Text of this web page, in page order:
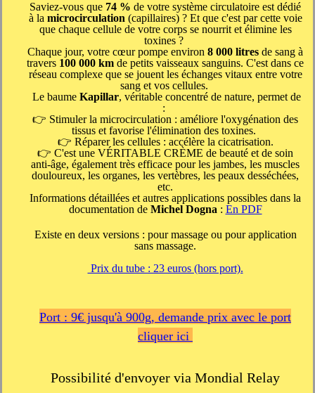
Saviez-vous que 74 % de votre système circulatoire est dédié
à la microcirculation (capillaires) ? Et que c'est par cette voie
que chaque cellule de votre corps se nourrit et élimine les
toxines ?
Chaque jour, votre cœur pompe environ 8 000 litres de sang à
travers 100 000 km de petits vaisseaux sanguins. C'est dans ce
réseau complexe que se jouent les échanges vitaux entre votre
sang et vos cellules.
Le baume Kapillar, véritable concentré de nature, permet de
:
👉 Stimuler la microcirculation : améliore l'oxygénation des
tissus et favorise l'élimination des toxines.
👉 Réparer les cellules : accélère la cicatrisation.
👉 C'est une VÉRITABLE CRÈME de beauté et de soin
anti-âge, également très efficace pour les jambes, les muscles
douloureux, les organes, les vertèbres, les peaux desséchées,
etc.
Informations détaillées et autres applications possibles dans la
documentation de Michel Dogna : En PDF
Existe en deux versions : pour massage ou pour application
sans massage.
Prix du tube : 23 euros (hors port).
Port : 9€ jusqu'à 900g, demande prix avec le port
cliquer ici
Possibilité d'envoyer via Mondial Relay